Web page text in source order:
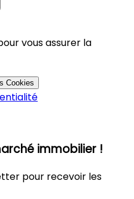
vous assurer la
Cookies
immobilier !
pour recevoir les